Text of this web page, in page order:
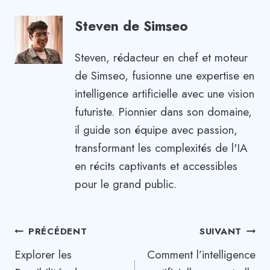
Steven de Simseo
Steven, rédacteur en chef et moteur
de Simseo, fusionne une expertise en
intelligence artificielle avec une vision
futuriste. Pionnier dans son domaine,
il guide son équipe avec passion,
transformant les complexités de l'IA
en récits captivants et accessibles
pour le grand public.
Navigation
de
PRÉCÉDENT
Explorer les
SUIVANT
Comment l’intelligence